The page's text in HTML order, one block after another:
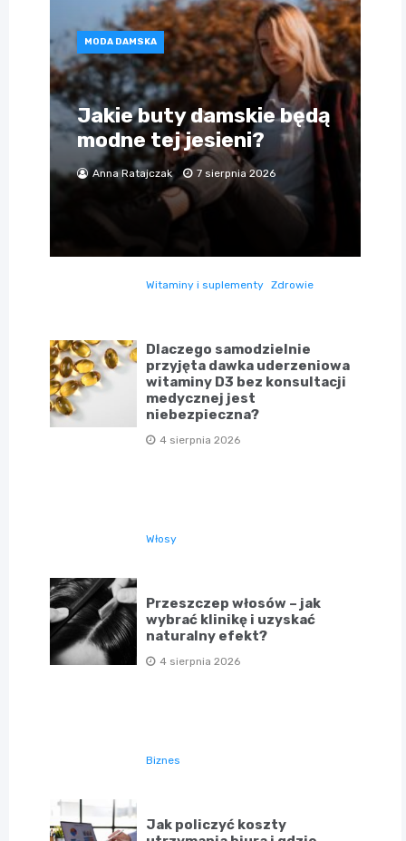
MODA DAMSKA
Jakie buty damskie będą
modne tej jesieni?
Anna Ratajczak 7 sierpnia 2026
Witaminy i suplementy Zdrowie
Dlaczego samodzielnie
przyjęta dawka uderzeniowa
witaminy D3 bez konsultacji
medycznej jest
niebezpieczna?
4 sierpnia 2026
Włosy
Przeszczep włosów – jak
wybrać klinikę i uzyskać
naturalny efekt?
4 sierpnia 2026
Biznes
Jak policzyć koszty